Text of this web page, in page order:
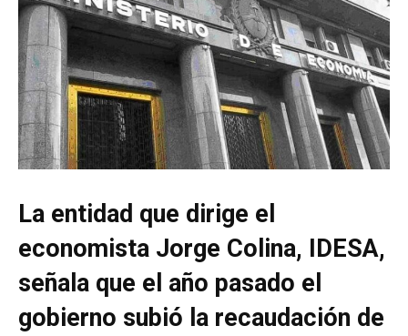
La entidad que dirige el
economista Jorge Colina, IDESA,
señala que el año pasado el
gobierno subió la recaudación de